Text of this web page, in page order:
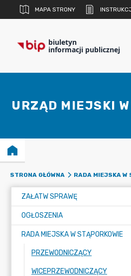
MAPA STRONY
biuletyn
informacji publicznej
URZĄD MIEJSKI
STRONA GŁÓWNA RADA MIEJSKA W
ZAŁATW SPRAWĘ
OGŁOSZENIA
RADA MIEJSKA W STĄPORKOWIE
PRZEWODNICZĄCY
WICEPRZEWODNICZĄCY